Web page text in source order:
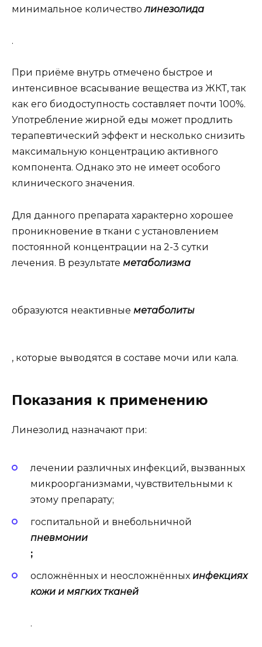
минимальное количестволинезолида
.
При приёме внутрь отмечено быстрое и
интенсивное всасывание вещества из ЖКТ, так
как его биодоступность составляет почти 100%.
Употребление жирной еды может продлить
терапевтический эффект и несколько снизить
максимальную концентрацию активного
компонента. Однако это не имеет особого
клинического значения.
Для данного препарата характерно хорошее
проникновение в ткани с установлением
постоянной концентрации на 2-3 сутки
лечения. В результате метаболизма
образуются неактивные метаболиты
, которые выводятся в составе мочи или кала.
Показания к применению
Линезолид назначают при:
лечении различных инфекций, вызванных
микроорганизмами, чувствительными к
этому препарату;
госпитальной и внебольничной
пневмонии
;
осложнённых и неосложнённых инфекциях
кожи и мягких тканей
.